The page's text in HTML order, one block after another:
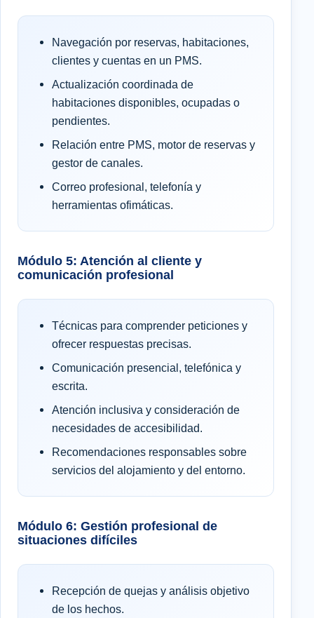
Navegación por reservas, habitaciones,
clientes y cuentas en un PMS.
Actualización coordinada de
habitaciones disponibles, ocupadas o
pendientes.
Relación entre PMS, motor de reservas y
gestor de canales.
Correo profesional, telefonía y
herramientas ofimáticas.
Módulo 5: Atención al cliente y
comunicación profesional
Técnicas para comprender peticiones y
ofrecer respuestas precisas.
Comunicación presencial, telefónica y
escrita.
Atención inclusiva y consideración de
necesidades de accesibilidad.
Recomendaciones responsables sobre
servicios del alojamiento y del entorno.
Módulo 6: Gestión profesional de
situaciones difíciles
Recepción de quejas y análisis objetivo
de los hechos.